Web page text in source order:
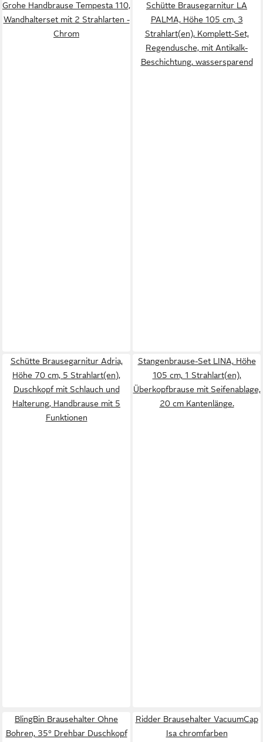
Grohe Handbrause Tempesta 110,
Wandhalterset mit 2 Strahlarten -
Chrom
Schütte Brausegarnitur LA
PALMA, Höhe 105 cm, 3
Strahlart(en), Komplett-Set,
Regendusche, mit Antikalk-
Beschichtung, wassersparend
Schütte Brausegarnitur Adria,
Höhe 70 cm, 5 Strahlart(en),
Duschkopf mit Schlauch und
Halterung, Handbrause mit 5
Funktionen
Stangenbrause-Set LINA, Höhe
105 cm, 1 Strahlart(en),
Überkopfbrause mit Seifenablage,
20 cm Kantenlänge.
BlingBin Brausehalter Ohne
Bohren, 35° Drehbar Duschkopf
Ridder Brausehalter VacuumCap
Isa chromfarben